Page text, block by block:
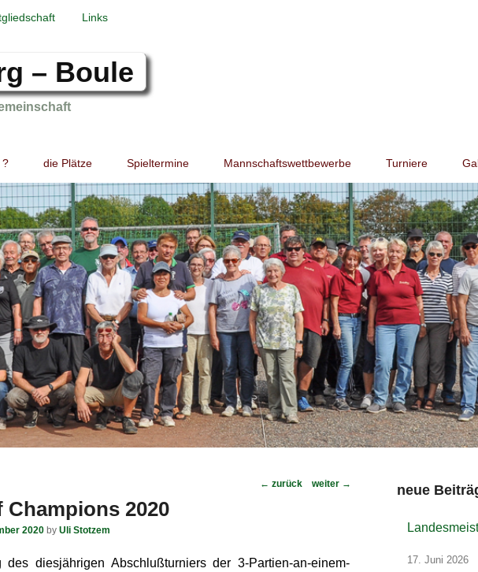
Links
– Boule
? die Plätze Spieltermine Mannschaftswettbewerbe Turniere
Post
← zurück weiter →
Champions 2020
2020 by Uli Stotzem
des diesjährigen Abschlußturniers der 3-Partien-an-einem-
neue
17. Juni 2026